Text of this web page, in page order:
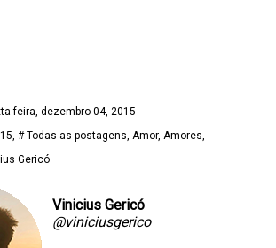
feira, dezembro 04, 2015
# Todas as postagens Amor Amores
Gericó
Vinicius Gericó
@viniciusgerico